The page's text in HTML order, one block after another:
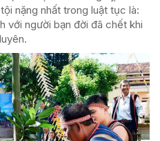
nặng nhất trong luật tục là:
với người bạn đời đã chết khi